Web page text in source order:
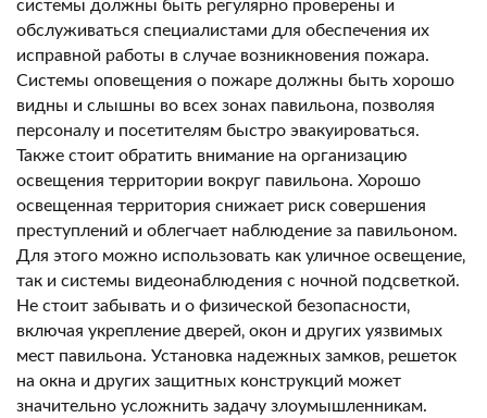
системы должны быть регулярно проверены и
обслуживаться специалистами для обеспечения их
исправной работы в случае возникновения пожара.
Системы оповещения о пожаре должны быть хорошо
видны и слышны во всех зонах павильона‚ позволяя
персоналу и посетителям быстро эвакуироваться.
Также стоит обратить внимание на организацию
освещения территории вокруг павильона. Хорошо
освещенная территория снижает риск совершения
преступлений и облегчает наблюдение за павильоном.
Для этого можно использовать как уличное освещение‚
так и системы видеонаблюдения с ночной подсветкой.
Не стоит забывать и о физической безопасности‚
включая укрепление дверей‚ окон и других уязвимых
мест павильона. Установка надежных замков‚ решеток
на окна и других защитных конструкций может
значительно усложнить задачу злоумышленникам.